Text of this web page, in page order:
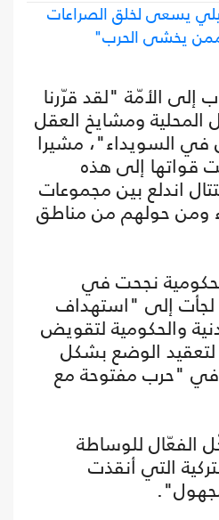
يسعى لخلق الصراعات
يخشى الحرب"
الأمّة "لقد قرّرنا
ومشايخ العقل
السويداء"، مشيرا
قواتها إلى هذه
اندلع بين مجموعات
ومن حولهم من مناطق
نجحت في
لجأت إلى "استهداف
والحكومية لتقويض
الوضع بشكل
في "حرب مفتوحة مع
الفعّال للوساطة
التي أنقذت